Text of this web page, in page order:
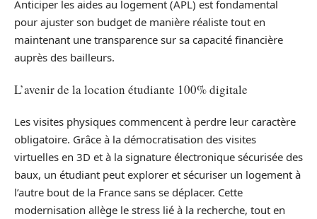
Anticiper les aides au logement (APL) est fondamental
pour ajuster son budget de manière réaliste tout en
maintenant une transparence sur sa capacité financière
auprès des bailleurs.
L’avenir de la location étudiante 100% digitale
Les visites physiques commencent à perdre leur caractère
obligatoire. Grâce à la démocratisation des visites
virtuelles en 3D et à la signature électronique sécurisée des
baux, un étudiant peut explorer et sécuriser un logement à
l’autre bout de la France sans se déplacer. Cette
modernisation allège le stress lié à la recherche, tout en